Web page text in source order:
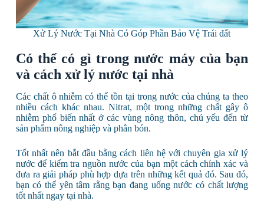
Xử Lý Nước Tại Nhà Có Góp Phần Bảo Vệ Trái đất
Có thể có gì trong nước máy của bạn
và cách xử lý nước tại nhà
Các chất ô nhiễm có thể tồn tại trong nước của chúng ta theo
nhiều cách khác nhau. Nitrat, một trong những chất gây ô
nhiễm phổ biến nhất ở các vùng nông thôn, chủ yếu đến từ
sản phẩm nông nghiệp và phân bón.
Tốt nhất nên bắt đầu bằng cách liên hệ với chuyên gia xử lý
nước để kiểm tra nguồn nước của bạn một cách chính xác và
đưa ra giải pháp phù hợp dựa trên những kết quả đó. Sau đó,
bạn có thể yên tâm rằng bạn đang uống nước có chất lượng
tốt nhất ngay tại nhà.